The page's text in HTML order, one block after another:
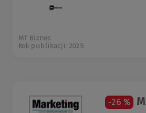
MT Biznes
Rok publikacji: 2025
-26 %